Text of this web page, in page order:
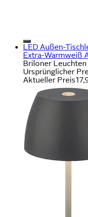
LED Außen-
Extra-Warmweiß
Briloner Leuchten
Ursprünglicher
Aktueller Preis